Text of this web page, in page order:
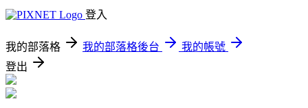
登入
我的部落格 我的部落格後台
我的帳號
登出